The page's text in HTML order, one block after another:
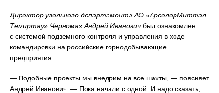
Директор угольного департамента АО «АрселорМиттал
Темиртау» Черномаз Андрей Иванович был ознакомлен
с системой подземного контроля и управления в ходе
командировки на российские горнодобывающие
предприятия.
— Подобные проекты мы внедрим на все шахты, — поясняет
Андрей Иванович. — Пока начали с одной. И надо сказать,